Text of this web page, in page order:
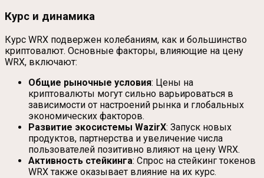
Курс и динамика
Курс WRX подвержен колебаниям, как и большинство
криптовалют. Основные факторы, влияющие на цену
WRX, включают:
Общие рыночные условия: Цены на
криптовалюты могут сильно варьироваться в
зависимости от настроений рынка и глобальных
экономических факторов.
Развитие экосистемы WazirX: Запуск новых
продуктов, партнерства и увеличение числа
пользователей позитивно влияют на цену WRX.
Активность стейкинга: Спрос на стейкинг токенов
WRX также оказывает влияние на их курс.